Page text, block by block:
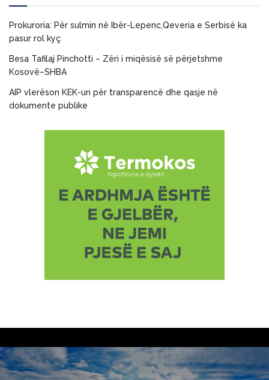
Prokuroria: Për sulmin në Ibër-Lepenc,Qeveria e Serbisë ka
pasur rol kyç
Besa Tafilaj Pinchotti – Zëri i miqësisë së përjetshme
Kosovë–SHBA
AIP vlerëson KEK-un për transparencë dhe qasje në
dokumente publike